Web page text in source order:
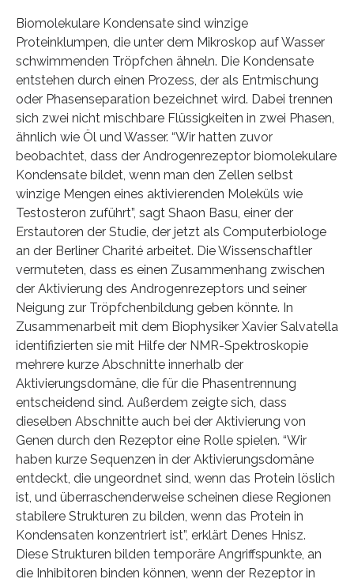
Biomolekulare Kondensate sind winzige
Proteinklumpen, die unter dem Mikroskop auf Wasser
schwimmenden Tröpfchen ähneln. Die Kondensate
entstehen durch einen Prozess, der als Entmischung
oder Phasenseparation bezeichnet wird. Dabei trennen
sich zwei nicht mischbare Flüssigkeiten in zwei Phasen,
ähnlich wie Öl und Wasser. “Wir hatten zuvor
beobachtet, dass der Androgenrezeptor biomolekulare
Kondensate bildet, wenn man den Zellen selbst
winzige Mengen eines aktivierenden Moleküls wie
Testosteron zuführt”, sagt Shaon Basu, einer der
Erstautoren der Studie, der jetzt als Computerbiologe
an der Berliner Charité arbeitet. Die Wissenschaftler
vermuteten, dass es einen Zusammenhang zwischen
der Aktivierung des Androgenrezeptors und seiner
Neigung zur Tröpfchenbildung geben könnte. In
Zusammenarbeit mit dem Biophysiker Xavier Salvatella
identifizierten sie mit Hilfe der NMR-Spektroskopie
mehrere kurze Abschnitte innerhalb der
Aktivierungsdomäne, die für die Phasentrennung
entscheidend sind. Außerdem zeigte sich, dass
dieselben Abschnitte auch bei der Aktivierung von
Genen durch den Rezeptor eine Rolle spielen. “Wir
haben kurze Sequenzen in der Aktivierungsdomäne
entdeckt, die ungeordnet sind, wenn das Protein löslich
ist, und überraschenderweise scheinen diese Regionen
stabilere Strukturen zu bilden, wenn das Protein in
Kondensaten konzentriert ist”, erklärt Denes Hnisz.
Diese Strukturen bilden temporäre Angriffspunkte, an
die Inhibitoren binden können, wenn der Rezeptor in